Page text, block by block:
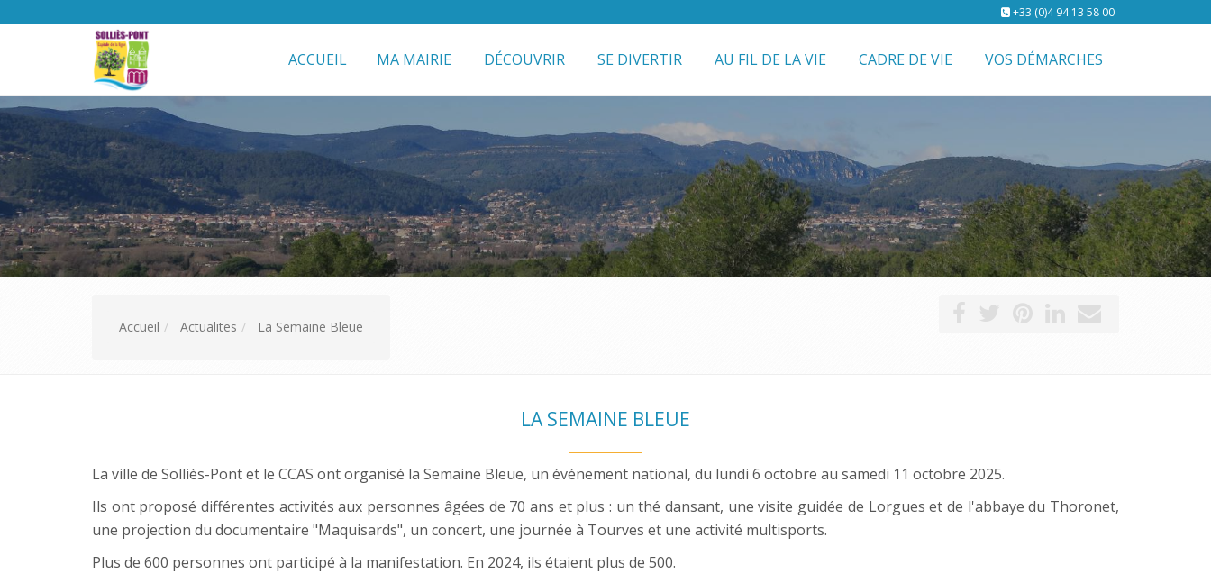
+33 (0)4 94 13 58 00
ACCUEIL MA MAIRIE DÉCOUVRIR SE DIVERTIR AU FIL DE LA VIE CADRE DE VIE VOS DÉMARCHES
Accueil Actualites La Semaine Bleue
LA SEMAINE BLEUE
La ville de Solliès-Pont et le CCAS ont organisé la Semaine Bleue, un événement national, du lundi 6 octobre au samedi 11 octobre 2025.
Ils ont proposé différentes activités aux personnes âgées de 70 ans et plus : un thé dansant, une visite guidée de Lorgues et de l'abbaye du Thoronet,
une projection du documentaire "Maquisards", un concert, une journée à Tourves et une activité multisports.
Plus de 600 personnes ont participé à la manifestation. En 2024, ils étaient plus de 500.